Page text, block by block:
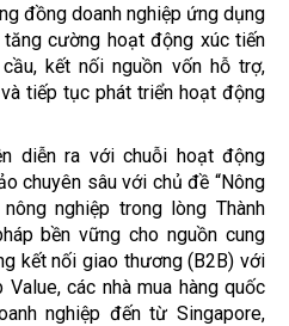
đồng doanh nghiệp ứng dụng
cường hoạt động xúc tiến
kết nối nguồn vốn hỗ trợ,
tiếp tục phát triển hoạt động
diễn ra với chuỗi hoạt động
chuyên sâu với chủ đề “Nông
nghiệp trong lòng Thành
bền vững cho nguồn cung
kết nối giao thương (B2B) với
các nhà mua hàng quốc
nghiệp đến từ Singapore,